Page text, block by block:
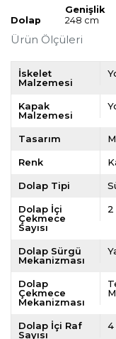
Ürün Ölçüleri
Genişlik
Dolap
248 cm
İskelet
Malzemesi
Kapak
Malzemesi
Tasarım
Renk
Dolap Tipi
Dolap İçi
Çekmece
Sayısı
2
Dolap Sürgü
Mekanizması
Dolap
Çekmece
Mekanizması
Dolap İçi Raf
Sayısı
4